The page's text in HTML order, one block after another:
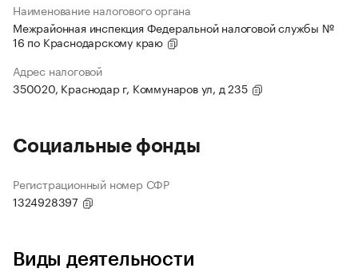
Наименование налогового органа
Межрайонная инспекция Федеральной налоговой службы №
16 по Краснодарскому краю
Адрес налоговой
350020, Краснодар г, Коммунаров ул, д 235
Социальные фонды
Регистрационный номер СФР
1324928397
Виды деятельности